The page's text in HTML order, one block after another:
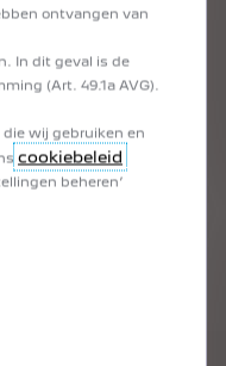
- 454 L met optie FOCAL Hi-
E-408
ontvangen van
In dit geval is de
(Art. 49.1a AVG).
wij gebruiken en
cookiebeleid
beheren’